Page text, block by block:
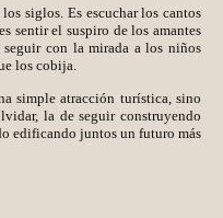
siglos. Es escuchar los cantos
sentir el suspiro de los amantes
seguir con la mirada a los niños
los cobija.
simple atracción turística, sino
la de seguir construyendo
edificando juntos un futuro más